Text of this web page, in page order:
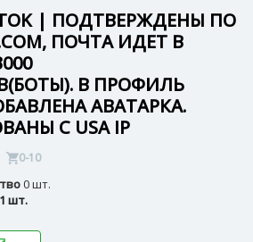
| ПОДТВЕРЖДЕНЫ ПО
ПОЧТА ИДЕТ В
В ПРОФИЛЬ
АВАТАРКА.
С USA IP
0-10
0 шт.
шт.